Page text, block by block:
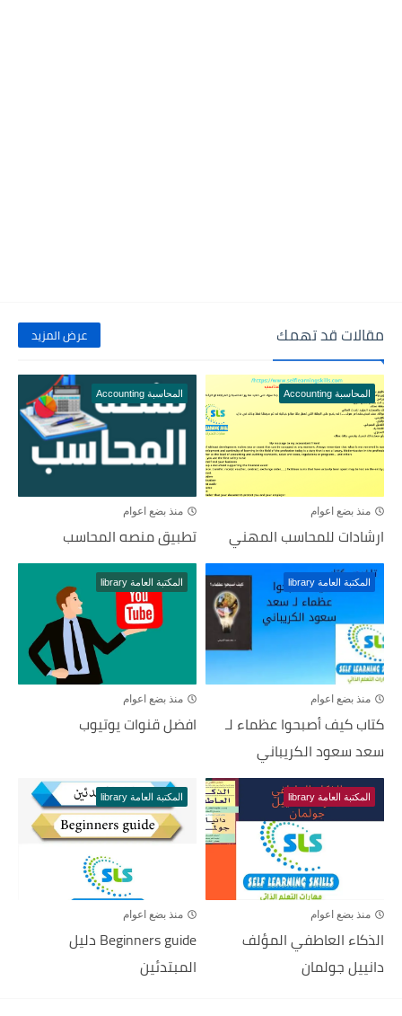
مقالات قد تهمك عرض المزيد
المحاسبة Accounting
منذ بضع اعوام
ارشادات للمحاسب المهني
المحاسبة Accounting
منذ بضع اعوام
تطبيق منصه المحاسب
المكتبة العامة library
منذ بضع اعوام
كتاب كيف أصبحوا عظماء لـ
سعد سعود الكريباني
المكتبة العامة library
منذ بضع اعوام
افضل قنوات يوتيوب
المكتبة العامة library
منذ بضع اعوام
الذكاء العاطفي المؤلف
دانييل جولمان
المكتبة العامة library
منذ بضع اعوام
Beginners guide دليل
المبتدئين